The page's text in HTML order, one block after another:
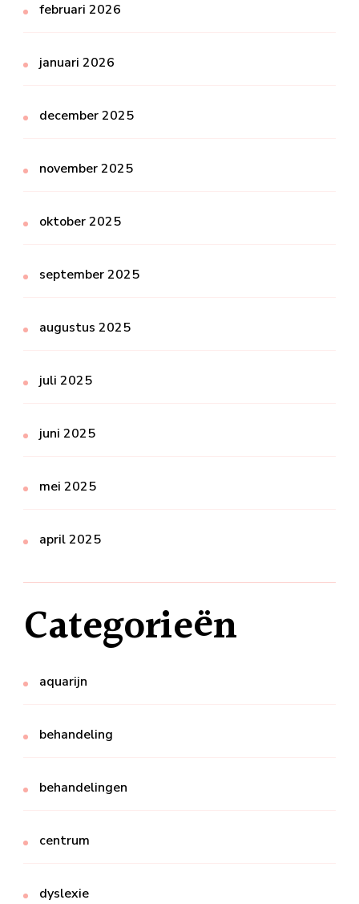
februari 2026
januari 2026
december 2025
november 2025
oktober 2025
september 2025
augustus 2025
juli 2025
juni 2025
mei 2025
april 2025
Categorieën
aquarijn
behandeling
behandelingen
centrum
dyslexie